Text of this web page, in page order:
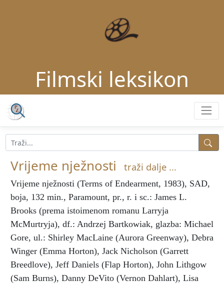
Filmski leksikon
Vrijeme nježnosti traži dalje ...
Vrijeme nježnosti (Terms of Endearment, 1983), SAD,
boja, 132 min., Paramount, pr., r. i sc.: James L.
Brooks (prema istoimenom romanu Larryja
McMurtryja), df.: Andrzej Bartkowiak, glazba: Michael
Gore, ul.: Shirley MacLaine (Aurora Greenway), Debra
Winger (Emma Horton), Jack Nicholson (Garrett
Breedlove), Jeff Daniels (Flap Horton), John Lithgow
(Sam Burns), Danny DeVito (Vernon Dahlart), Lisa